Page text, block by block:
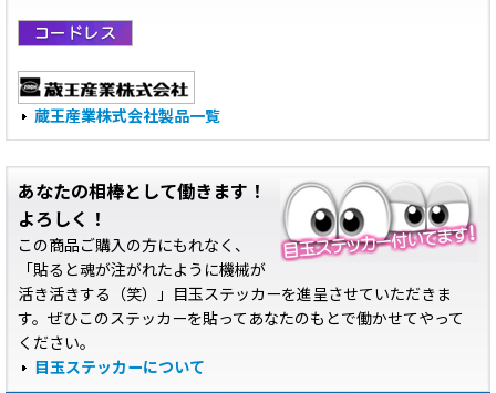
蔵王産業株式会社製品一覧
あなたの相棒として働きます！
よろしく！
この商品ご購入の方にもれなく、
「貼ると魂が注がれたように機械が
活き活きする（笑）」目玉ステッカーを進呈させていただきま
す。ぜひこのステッカーを貼ってあなたのもとで働かせてやって
ください。
目玉ステッカーについて